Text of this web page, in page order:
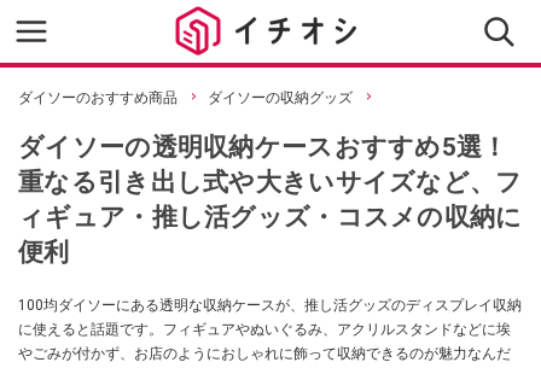
ダイソーのおすすめ商品 ダイソーの収納グッズ
ダイソーの透明収納ケースおすすめ5選！
重なる引き出し式や大きいサイズなど、フ
ィギュア・推し活グッズ・コスメの収納に
便利
100均ダイソーにある透明な収納ケースが、推し活グッズのディスプレイ収納
に使えると話題です。フィギュアやぬいぐるみ、アクリルスタンドなどに埃
やごみが付かず、お店のようにおしゃれに飾って収納できるのが魅力なんだ